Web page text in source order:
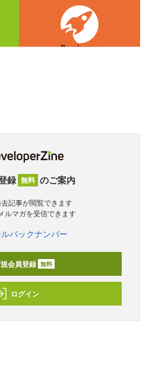
録 無料 のご案内
去記事が閲覧できます
ルマガを受信できます
バックナンバー
会員登録 無料
ログイン